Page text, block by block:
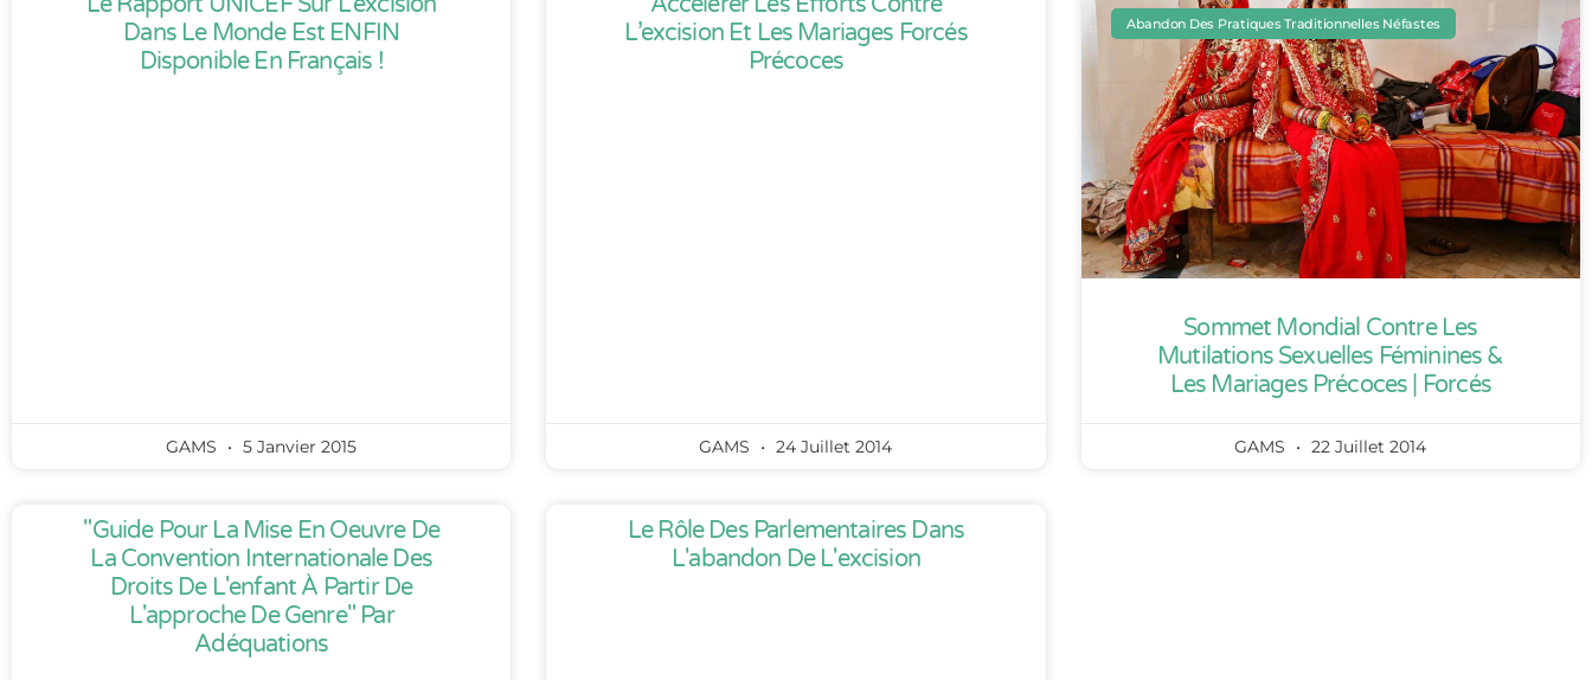
Dans Le Monde Est ENFIN
Disponible En Français !
GAMS 5 Janvier 2015
L’excision Et Les Mariages Forcés
Précoces
GAMS 24 Juillet 2014
Abandon Des Pratiques Traditionnelles Néfastes
Sommet Mondial Contre Les
Mutilations Sexuelles Féminines &
Les Mariages Précoces | Forcés
GAMS 22 Juillet 2014
"Guide Pour La Mise En Oeuvre De
La Convention Internationale Des
Droits De L'enfant À Partir De
L'approche De Genre" Par
Adéquations
Le Rôle Des Parlementaires Dans
L'abandon De L'excision